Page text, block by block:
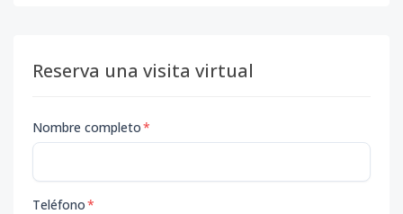
Reserva una visita virtual
Nombre completo*
Teléfono*